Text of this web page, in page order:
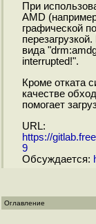
При
AMD
графической
вида
interrupted!".
Кроме отката
качестве
помогает
URL:
https://
9
Обсуждается:
Оглавление